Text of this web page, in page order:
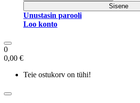
Sisene
Unustasin parooli
Loo konto
0
0,00 €
Teie ostukorv on tühi!